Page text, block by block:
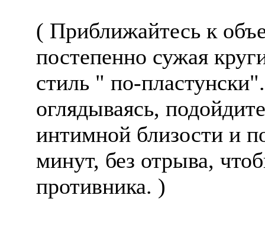
( Приближайтесь к
постепенно сужая
стиль " по-
оглядываясь,
интимной близости и
минут, без отрыва,
противника. )